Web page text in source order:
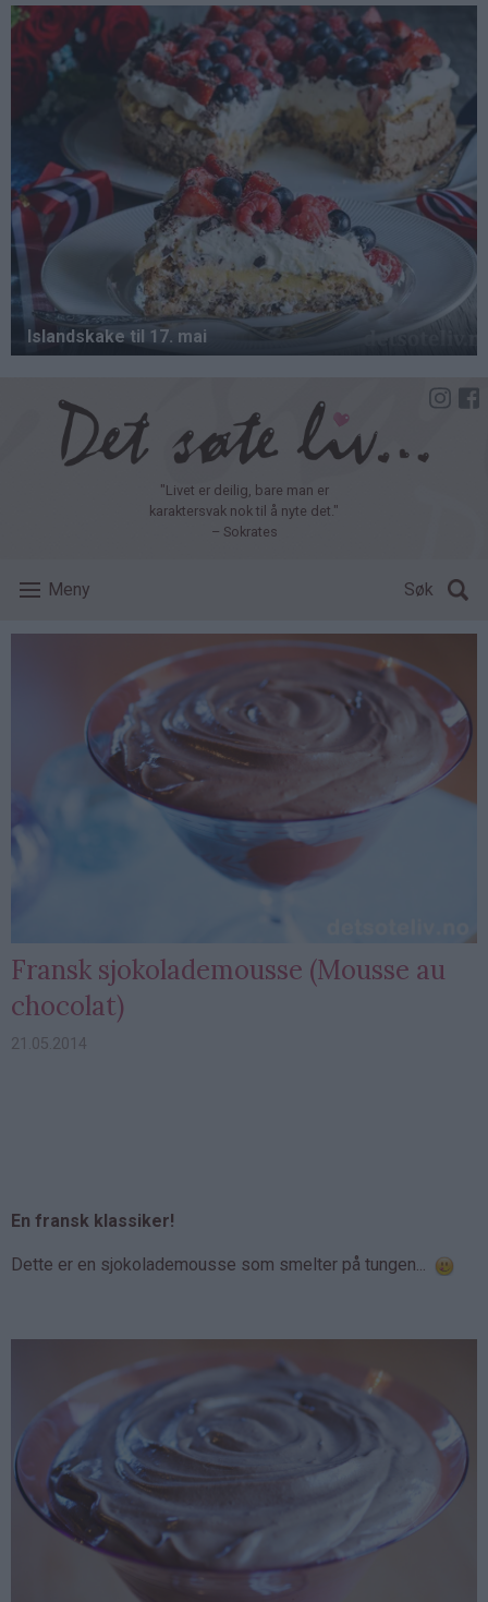
Hopp
hovedinnhold
"Livet er deilig, bare man er
karaktersvak nok til å nyte det."
– Sokrates
Meny Søk
Fransk sjokolademousse (Mousse au
chocolat)
21.05.2014
En fransk klassiker!
Dette er en sjokolademousse som smelter på tungen...